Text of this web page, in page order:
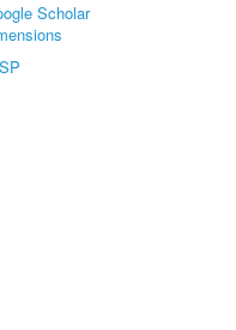
Scholar